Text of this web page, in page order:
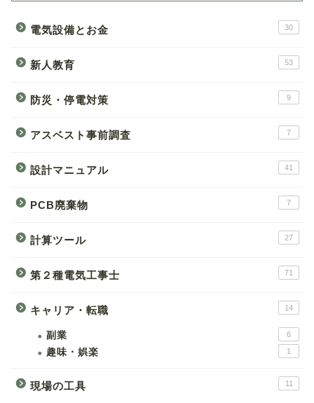
電気設備とお金 30
新人教育 53
防災・停電対策 9
アスベスト事前調査 7
設計マニュアル 41
PCB廃棄物 7
計算ツール 27
第２種電気工事士 71
キャリア・転職 14
副業 6
趣味・娯楽 1
現場の工具 11